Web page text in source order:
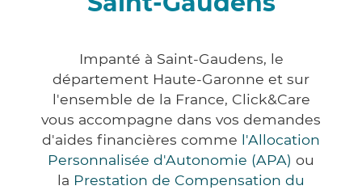
Impanté à Saint-Gaudens, le
département Haute-Garonne et sur
l'ensemble de la France, Click&Care
vous accompagne dans vos demandes
d'aides financières comme l'Allocation
Personnalisée d'Autonomie (APA) ou
la Prestation de Compensation du